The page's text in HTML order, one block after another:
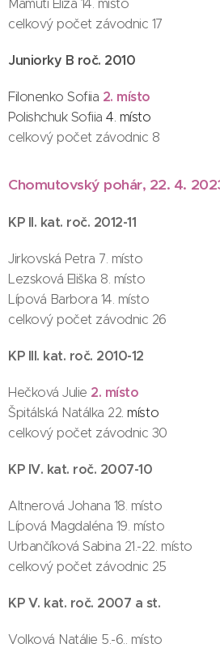
Mamuti Eliza 14. místo
celkový počet závodnic 17
Juniorky B roč. 2010
Filonenko Sofiia 2. místo
Polishchuk Sofiia4. místo
celkový počet závodnic 8
Chomutovský pohár, 22. 4.
KP II. kat. roč. 2012-11
Jirkovská Petra 7. místo
Lezsková Eliška 8. místo
Lípová Barbora 14. místo
celkový počet závodnic 26
KP III. kat. roč. 2010-12
Hečková Julie 2. místo
Špitálská Natálka 22. místo
celkový počet závodnic 30
KP IV. kat. roč. 2007-10
Altnerová Johana 18. místo
Lípová Magdaléna 19. místo
Urbančíková Sabina 21.-22. místo
celkový počet závodnic 25
KP V. kat. roč. 2007 a st.
Volková Natálie 5.-6.. místo